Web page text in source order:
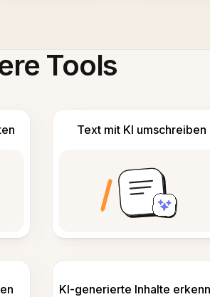
Tools
Text mit KI umschreiben
KI-generierte Inhalte